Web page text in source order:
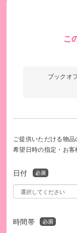
活動資金のご支
こ
ブックオ
ご提供いただける物品
希望日時の指定・お客
日付
時間帯